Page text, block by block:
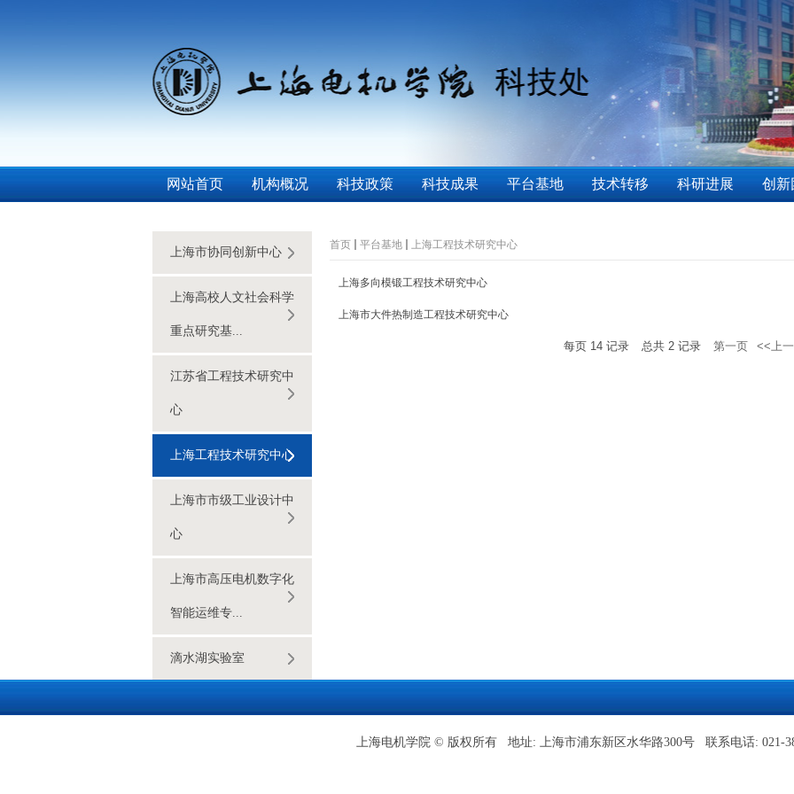
网站首页 机构概况 科技政策 科技成果 平台基地 技术转移 科研进展 创新
上海市协同创新中心
上海高校人文社会科学
重点研究基...
江苏省工程技术研究中
心
上海工程技术研究中心
上海市市级工业设计中
心
上海市高压电机数字化
智能运维专...
滴水湖实验室
首页 平台基地 上海工程技术研究中心
上海多向模锻工程技术研究中心
上海市大件热制造工程技术研究中心
每页 14 记录 总共 2 记录 第一页 <<上
上海电机学院 © 版权所有 地址: 上海市浦东新区水华路300号 联系电话: 021-